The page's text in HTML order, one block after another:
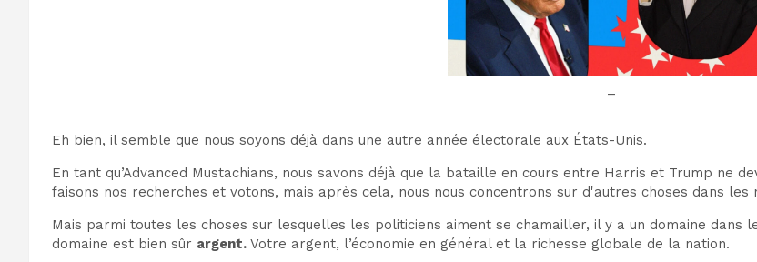
–
Eh bien, il semble que nous soyons déjà dans une autre année électorale aux États-Unis.
En tant qu’Advanced Mustachians, nous savons déjà que la bataille en cours entre Harris et Trump ne
faisons nos recherches et votons, mais après cela, nous nous concentrons sur d'autres choses dans les
Mais parmi toutes les choses sur lesquelles les politiciens aiment se chamailler, il y a un domaine dans
domaine est bien sûr argent. Votre argent, l’économie en général et la richesse globale de la nation.